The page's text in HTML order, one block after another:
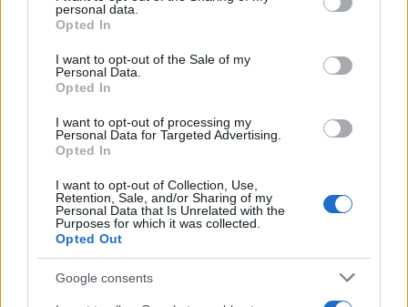
personal data.
Opted In
I want to opt-out of the Sale of my
Personal Data.
Opted In
I want to opt-out of processing my
Personal Data for Targeted Advertising.
Opted In
I want to opt-out of Collection, Use,
Retention, Sale, and/or Sharing of my
Personal Data that Is Unrelated with the
Purposes for which it was collected.
Opted Out
Google consents
venerata icona della Salus Populi Romani.
Le nuove regole introdotte consentono la
tumulazione dei futuri pontefici in luoghi diversi,
rompendo con una tradizione consolidata che
legava le spoglie dei Papi esclusivamente alla
Basilica Vaticano.
Preparazione al Conclave
Concluse le celebrazioni funebri, inizia il periodo